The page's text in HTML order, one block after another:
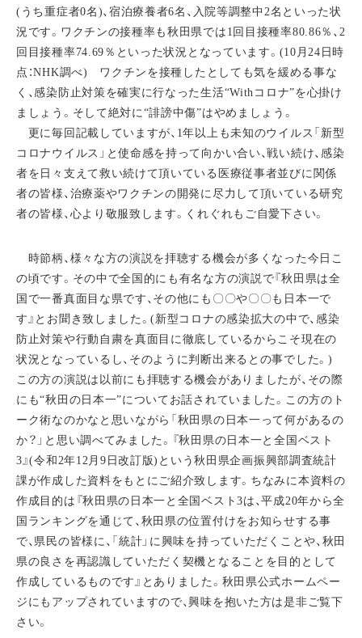
(うち重症者0名)、宿泊療養者6名、入院等調整中2名といった状
況です。ワクチンの接種率も秋田県では1回目接種率80.86％、2
回目接種率74.69％といった状況となっています。(10月24日時
点：NHK調べ) ワクチンを接種したとしても気を緩める事な
く、感染防止対策を確実に行なった生活“Withコロナ”を心掛け
ましょう。そして絶対に“誹謗中傷”はやめましょう。
更に毎回記載していますが、1年以上も未知のウイルス「新型
コロナウイルス」と使命感を持って向かい合い、戦い続け、感染
者を日々支えて救い続けて頂いている医療従事者並びに関係
者の皆様、治療薬やワクチンの開発に尽力して頂いている研究
者の皆様、心より敬服致します。くれぐれもご自愛下さい。
時節柄、様々な方の演説を拝聴する機会が多くなった今日こ
の頃です。その中で全国的にも有名な方の演説で『秋田県は全
国で一番真面目な県です、その他にも〇〇や〇〇も日本一で
す』とお聞き致しました。(新型コロナの感染拡大の中で、感染
防止対策や行動自粛を真面目に徹底しているからこそ現在の
状況となっているし、そのように判断出来るとの事でした。)
この方の演説は以前にも拝聴する機会がありましたが、その際
にも“秋田の日本一”についてお話されていました。この方のト
ーク術なのかなと思いながら「秋田県の日本一って何があるの
か？」と思い調べてみました。『秋田県の日本一と全国ベスト
3』(令和2年12月9日改訂版)という秋田県企画振興部調査統計
課が作成した資料をもとにご紹介致します。ちなみに本資料の
作成目的は『秋田県の日本一と全国ベスト3は、平成20年から全
国ランキングを通じて、秋田県の位置付けをお知らせする事
で、県民の皆様に、「統計」に興味を持っていただくことや、秋田
県の良さを再認識していただく契機となることを目的として
作成しているものです』とありました。秋田県公式ホームペー
ジにもアップされていますので、興味を抱いた方は是非ご覧下
さい。